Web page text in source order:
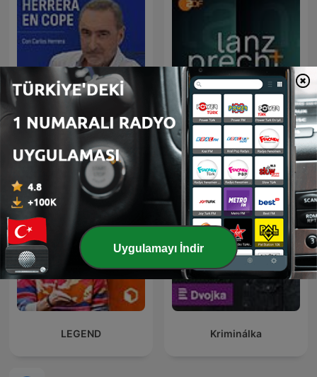
Herrera en COPE Lanz + Precht
LEGEND Kriminálka
Uygulamayı İndir